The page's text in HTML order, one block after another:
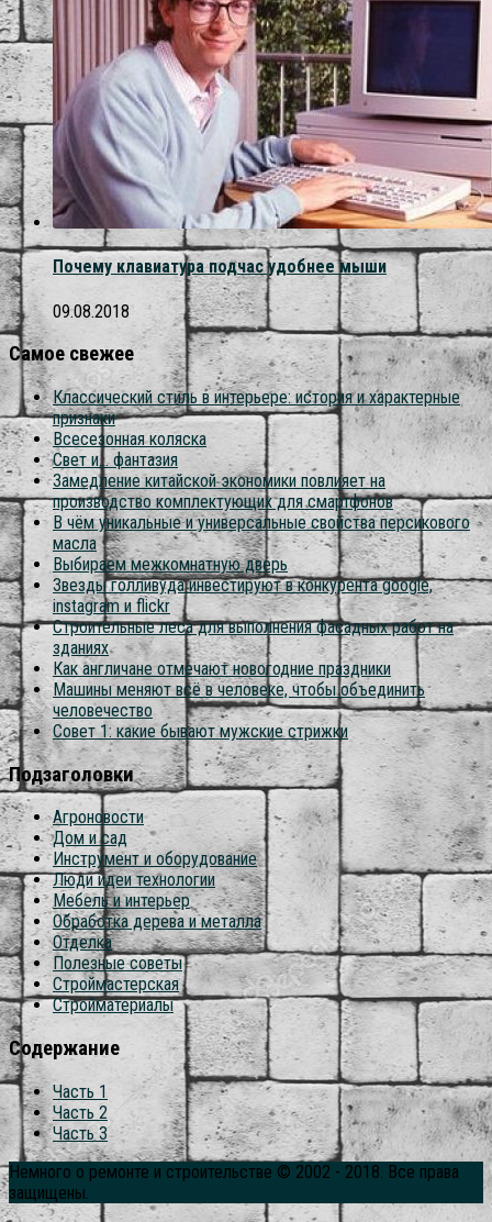
Почему клавиатура подчас удобнее мыши
09.08.2018
Самое свежее
Классический стиль в интерьере: история и характерные
признаки
Всесезонная коляска
Свет и… фантазия
Замедление китайской экономики повлияет на
производство комплектующих для смартфонов
В чём уникальные и универсальные свойства персикового
масла
Выбираем межкомнатную дверь
Звезды голливуда инвестируют в конкурента google,
instagram и flickr
Строительные леса для выполнения фасадных работ на
зданиях
Как англичане отмечают новогодние праздники
Машины меняют всё в человеке, чтобы объединить
человечество
Совет 1: какие бывают мужские стрижки
Подзаголовки
Агроновости
Дом и сад
Инструмент и оборудование
Люди идеи технологии
Мебель и интерьер
Обработка дерева и металла
Отделка
Полезные советы
Строймастерская
Стройматериалы
Содержание
Часть 1
Часть 2
Часть 3
Немного о ремонте и строительстве © 2002 - 2018. Все права
защищены.